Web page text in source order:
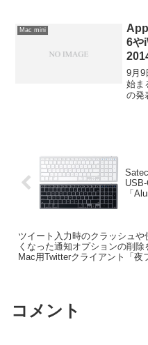
違い
うの
Mac mini
6や
9月9
始ま
の発
「
ツイート入力時のクラッシュや
くなった通知オプションの削除
Mac用Twitterクライアント「夜
コメント